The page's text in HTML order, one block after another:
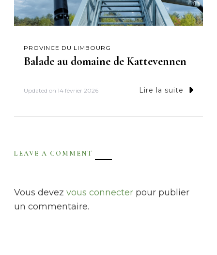
PROVINCE DU LIMBOURG
Balade au domaine de Kattevennen
Updated on 14 février 2026 Lire la suite
LEAVE A COMMENT
Vous devez vous connecter pour publier
un commentaire.